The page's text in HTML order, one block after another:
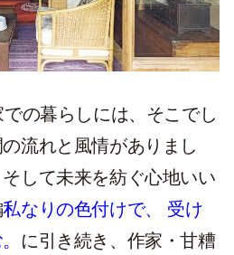
の暮らしには、そこでし
流れと風情がありまし
して未来を紡ぐ心地いい
私なりの色付けで、 受け
に引き続き、作家・甘糟